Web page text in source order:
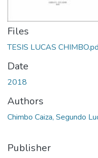
Files
TESIS LUCAS
Date
2018
Authors
Chimbo Caiza, Segundo
Publisher